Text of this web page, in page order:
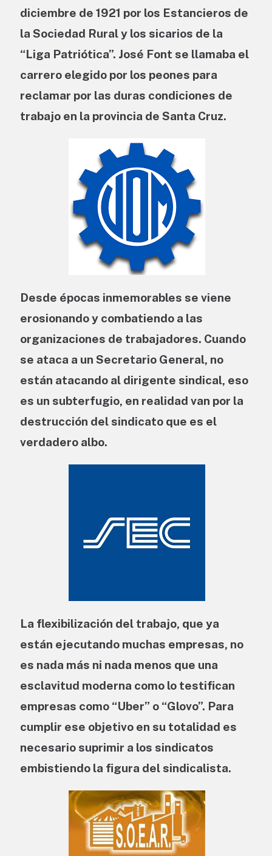
diciembre de 1921 por los Estancieros de
la Sociedad Rural y los sicarios de la
“Liga Patriótica”. José Font se llamaba el
carrero elegido por los peones para
reclamar por las duras condiciones de
trabajo en la provincia de Santa Cruz.
Desde épocas inmemorables se viene
erosionando y combatiendo a las
organizaciones de trabajadores. Cuando
se ataca a un Secretario General, no
están atacando al dirigente sindical, eso
es un subterfugio, en realidad van por la
destrucción del sindicato que es el
verdadero albo.
La flexibilización del trabajo, que ya
están ejecutando muchas empresas, no
es nada más ni nada menos que una
esclavitud moderna como lo testifican
empresas como “Uber” o “Glovo”. Para
cumplir ese objetivo en su totalidad es
necesario suprimir a los sindicatos
embistiendo la figura del sindicalista.